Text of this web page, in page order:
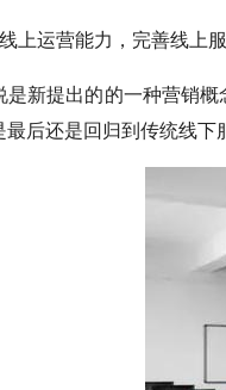
上运营能力，完善线上
是新提出的的一种营销
后还是回归到传统线下